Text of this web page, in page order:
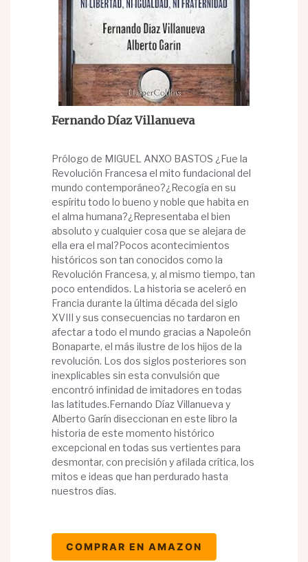
Fernando Díaz Villanueva
Prólogo de MIGUEL ANXO BASTOS ¿Fue la
Revolución Francesa el mito fundacional del
mundo contemporáneo?¿Recogía en su
espíritu todo lo bueno y noble que habita en
el alma humana?¿Representaba el bien
absoluto y cualquier cosa que se alejara de
ella era el mal?Pocos acontecimientos
históricos son tan conocidos como la
Revolución Francesa, y, al mismo tiempo, tan
poco entendidos. La historia se aceleró en
Francia durante la última década del siglo
XVIII y sus consecuencias no tardaron en
afectar a todo el mundo gracias a Napoleón
Bonaparte, el más ilustre de los hijos de la
revolución. Los dos siglos posteriores son
inexplicables sin esta convulsión que
encontró infinidad de imitadores en todas
las latitudes.Fernando Díaz Villanueva y
Alberto Garín diseccionan en este libro la
historia de este momento histórico
excepcional en todas sus vertientes para
desmontar, con precisión y afilada crítica, los
mitos e ideas que han perdurado hasta
nuestros días.
COMPRAR EN AMAZON